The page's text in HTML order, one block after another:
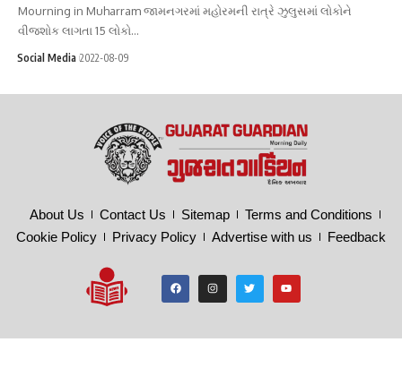
Mourning in Muharram જામનગરમાં મહોરમની રાત્રે ઝુલુસમાં લોકોને
વીજશોક લાગતા 15 લોકો…
Social Media 2022-08-09
About Us Contact Us Sitemap
Terms and Conditions
Cookie Policy
Privacy Policy Advertise with us Feedback